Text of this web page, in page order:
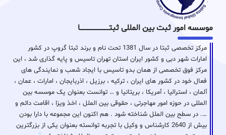
موسسه امور ثبت بین المللی ثبتـــــــــــــــــــــــــــــا
مرکز تخصصی ثبتا در سال 1381 تحت نام و برند ثبتا گروپ در کشور
امارات شهر دبی و کشور ایران استان تهران تاسیس و پایه گذاری شد ، این
مرکز فوق تخصصی از همان بدو تاسیس با ایجاد شعب و نمایندگی های
فعال خود در کشور های ایران ، ترکیه ، برزیل ، اذربایجان ، امارات ، عمان ،
آلمان ، استرالیا ، آمریکا ، بریتانیا و … توانست بعنوان یک موسسه بین
المللی در حوزه امور مهاجرتی ، حقوقی بین الملل ، اخذ ویزا ، اقامت دائم و
…. در سطح بین الملل شناخته شود . هم اکنون این مجموعه با دارا بودن
بیش از 2640 کارشناس و وکیل با تجربه توانسته بعنوان یکی از بزرگترین